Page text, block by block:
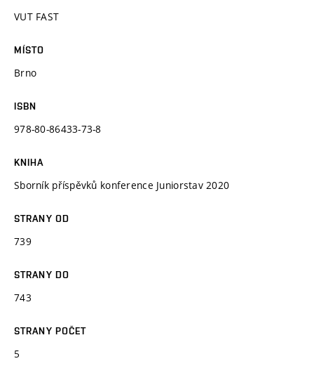
VUT FAST
MÍSTO
Brno
ISBN
978-80-86433-73-8
KNIHA
Sborník příspěvků konference Juniorstav 2020
STRANY OD
739
STRANY DO
743
STRANY POČET
5